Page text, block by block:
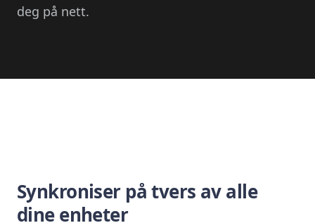
deg på nett.
Synkroniser på tvers av alle
dine enheter